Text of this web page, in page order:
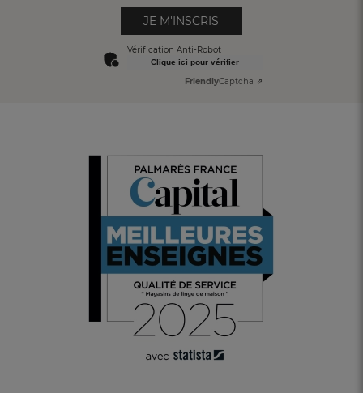
JE M'INSCRIS
Vérification Anti-Robot
Clique ici pour vérifier
FriendlyCaptcha ⇗